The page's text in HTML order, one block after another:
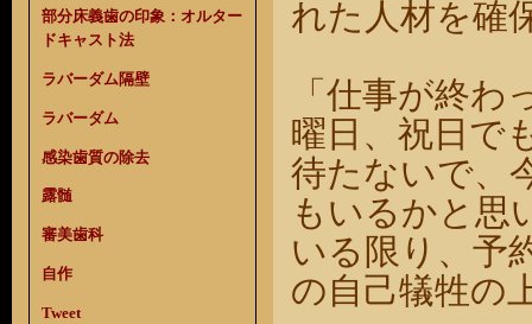
部分床義歯の印象：オルター
ドキャスト法
ラバーダム隔壁
ラバーダム
感染歯質の除去
露髄
審美歯科
自作
Tweet
れた人材を確
「仕事が終
曜日、祝日で
待たないで、
もいるかと思
いる限り、予
の自己犠牲の